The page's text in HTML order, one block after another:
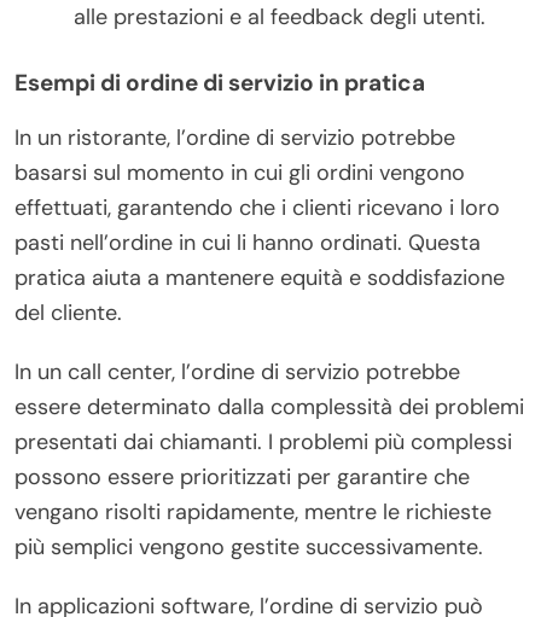
alle prestazioni e al feedback degli utenti.
Esempi di ordine di servizio in pratica
In un ristorante, l’ordine di servizio potrebbe
basarsi sul momento in cui gli ordini vengono
effettuati, garantendo che i clienti ricevano i loro
pasti nell’ordine in cui li hanno ordinati. Questa
pratica aiuta a mantenere equità e soddisfazione
del cliente.
In un call center, l’ordine di servizio potrebbe
essere determinato dalla complessità dei problemi
presentati dai chiamanti. I problemi più complessi
possono essere prioritizzati per garantire che
vengano risolti rapidamente, mentre le richieste
più semplici vengono gestite successivamente.
In applicazioni software, l’ordine di servizio può